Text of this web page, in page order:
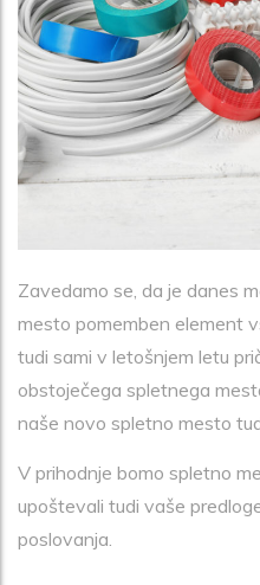
Zavedamo se, da je danes
mesto pomemben element
tudi sami v letošnjem letu
obstoječega spletnega
naše novo spletno mesto
V prihodnje bomo spletno
upoštevali tudi vaše
poslovanja.